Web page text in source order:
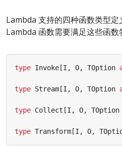
Lambda 支持的四种函数类型
Lambda 函数需要满足这些函数
type Invoke[I , O, TOption
type Stream[I , O, TOption
type Collect [I , O, TOption
type Transform[I , O,